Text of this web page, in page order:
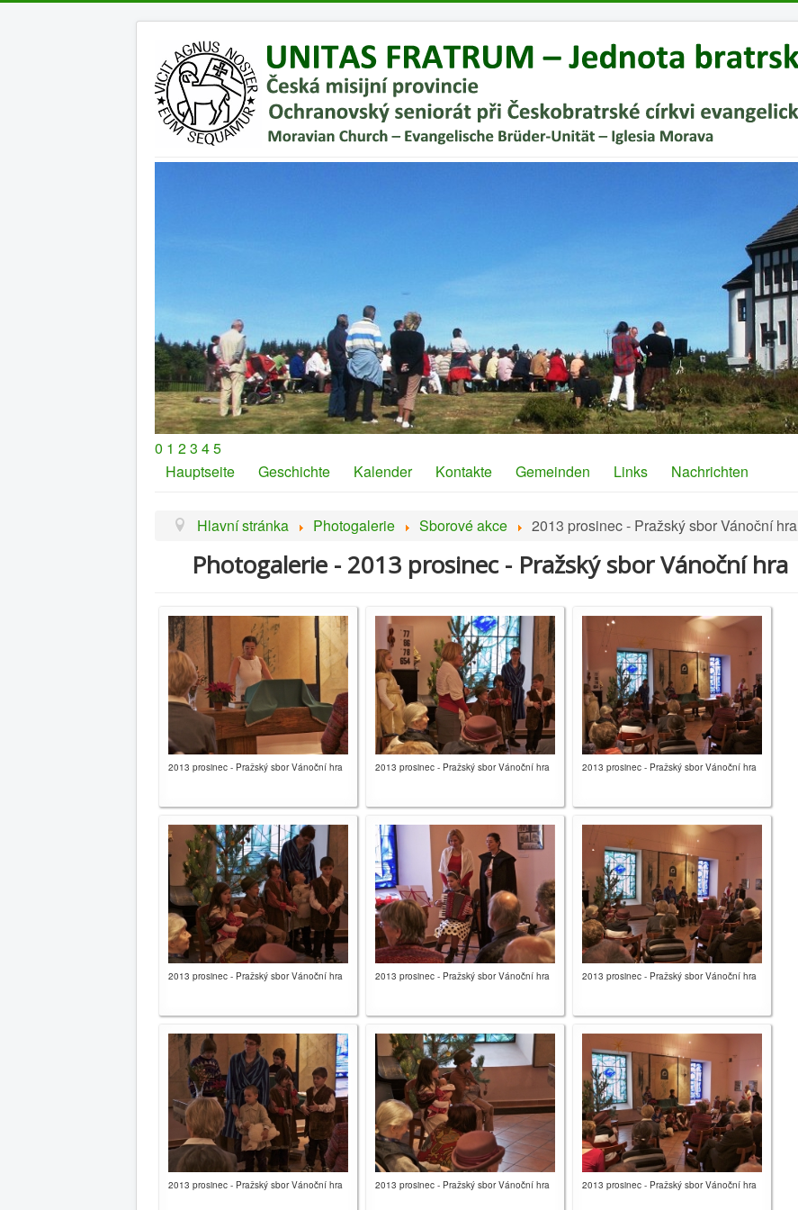
0 1 23 45
Hauptseite
Geschichte Kalender Kontakte Gemeinden Links Nachrichten
Hlavní stránka Photogalerie Sborové akce 2013 prosinec - Pražský sbor Vánoční hra
Photogalerie - 2013 prosinec - Pražský sbor Vánoční hra
2013 prosinec - Pražský sbor Vánoční hra 2013 prosinec - Pražský sbor Vánoční hra 2013 prosinec - Pražský sbor Vánoční hra
2013 prosinec - Pražský sbor Vánoční hra 2013 prosinec - Pražský sbor Vánoční hra 2013 prosinec - Pražský sbor Vánoční hra
2013 prosinec - Pražský sbor Vánoční hra 2013 prosinec - Pražský sbor Vánoční hra 2013 prosinec - Pražský sbor Vánoční hra